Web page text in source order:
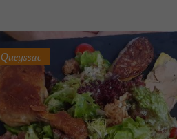
Queyssac